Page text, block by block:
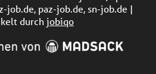
job.de, paz-job.de, sn-job.de |
durchjobiqo